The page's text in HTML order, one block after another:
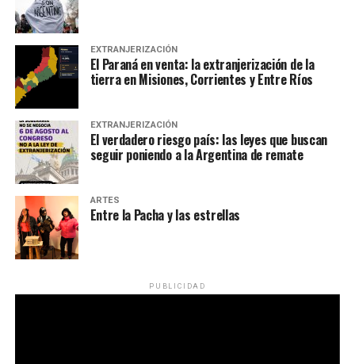
EXTRANJERIZACIÓN
El Paraná en venta: la extranjerización de la
tierra en Misiones, Corrientes y Entre Ríos
EXTRANJERIZACIÓN
El verdadero riesgo país: las leyes que buscan
seguir poniendo a la Argentina de remate
ARTES
Entre la Pacha y las estrellas
PUBLICIDAD